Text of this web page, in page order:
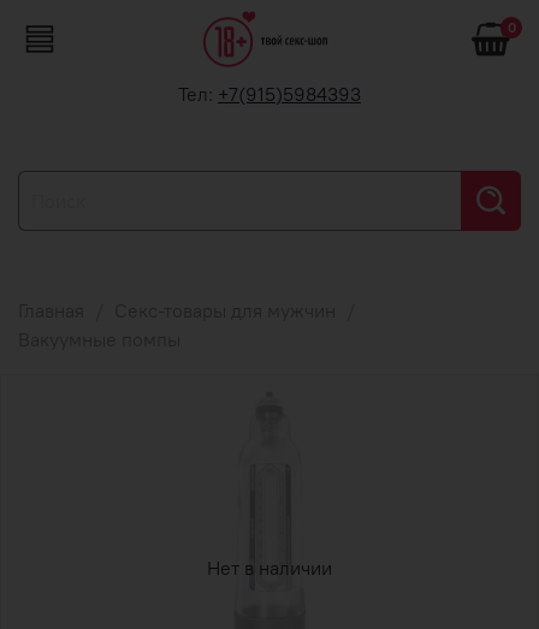
0
Тел: +7(915)5984393
Нет в наличии